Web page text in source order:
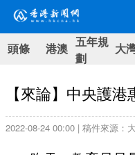
頭條 港澳 五年規
劃
大
【來論】中央護
2022-08-24 00:00 | 稿件來源：